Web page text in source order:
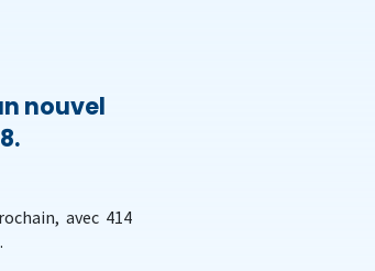
nouvel
avec 414